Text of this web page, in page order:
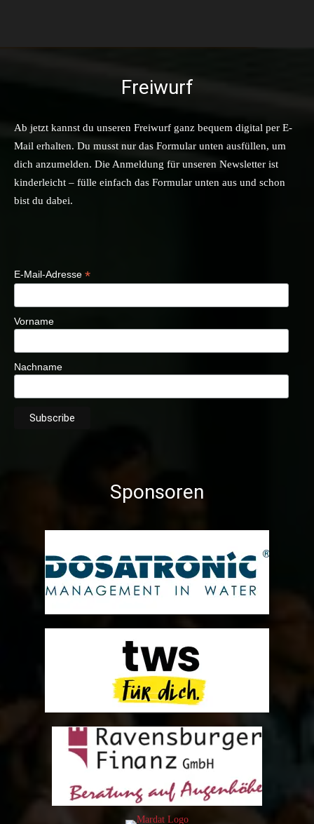
Freiwurf
Ab jetzt kannst du unseren Freiwurf ganz bequem digital per E-
Mail erhalten. Du musst nur das Formular unten ausfüllen, um
dich anzumelden. Die Anmeldung für unseren Newsletter ist
kinderleicht – fülle einfach das Formular unten aus und schon
bist du dabei.
E-Mail-Adresse *
Vorname
Nachname
Sponsoren